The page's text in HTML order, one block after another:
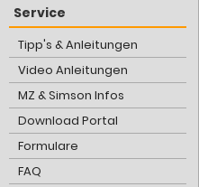
Service
Tipp's & Anleitungen
Video Anleitungen
MZ & Simson Infos
Download Portal
Formulare
FAQ